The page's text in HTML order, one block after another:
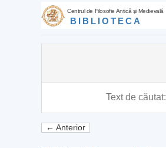
Centrul de Filosofie Antică şi Medievală
BIBLIOTECA
Text de căutat:
← Anterior